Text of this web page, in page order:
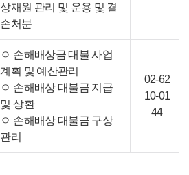
상재원 관리 및 운용 및 결
손처분
ㅇ 손해배상금 대불 사업
계획 및 예산관리
ㅇ 손해배상 대불금 지급
및 상환
ㅇ 손해배상 대불금 구상
관리
02-62
10-01
44